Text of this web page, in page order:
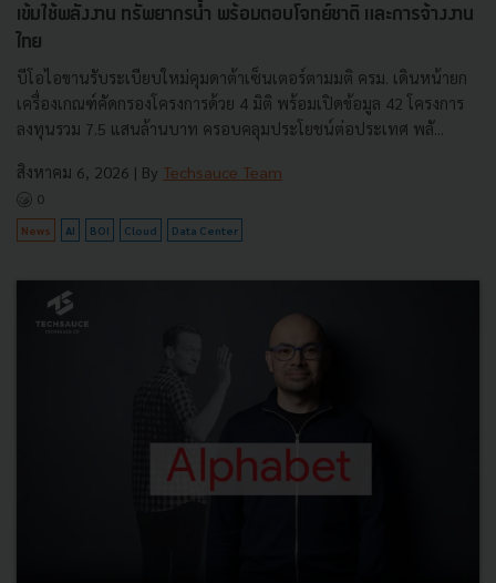
เข้มใช้พลังงาน ทรัพยากรน้ำ พร้อมตอบโจทย์ชาติ และการจ้างงาน
ไทย
บีโอไอขานรับระเบียบใหม่คุมดาต้าเซ็นเตอร์ตามมติ ครม. เดินหน้ายก
เครื่องเกณฑ์คัดกรองโครงการด้วย 4 มิติ พร้อมเปิดข้อมูล 42 โครงการ
ลงทุนรวม 7.5 แสนล้านบาท ครอบคลุมประโยชน์ต่อประเทศ พลั...
สิงหาคม 6, 2026 | By Techsauce Team
0
News AI BOI Cloud Data Center